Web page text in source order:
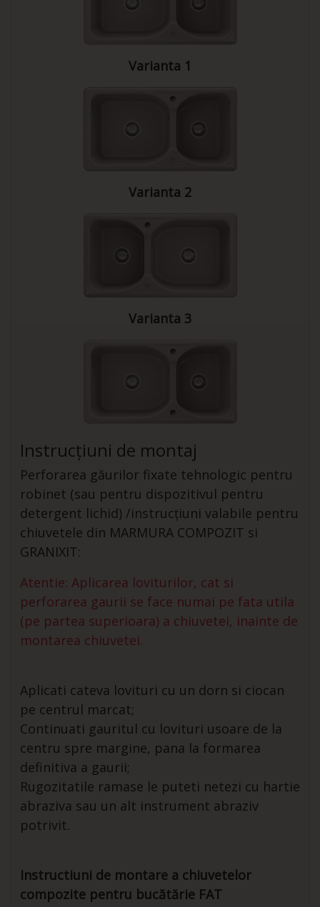
Varianta 1
Varianta 2
Varianta 3
Instrucțiuni de montaj
Perforarea găurilor fixate tehnologic pentru
robinet (sau pentru dispozitivul pentru
detergent lichid) /instrucțiuni valabile pentru
chiuvetele din MARMURA COMPOZIT si
GRANIXIT:
Atentie: Aplicarea loviturilor, cat si
perforarea gaurii se face numai pe fata utila
(pe partea superioara) a chiuvetei, inainte de
montarea chiuvetei.
Aplicati cateva lovituri cu un dorn si ciocan
pe centrul marcat;
Continuati gauritul cu lovituri usoare de la
centru spre margine, pana la formarea
definitiva a gaurii;
Rugozitatile ramase le puteti netezi cu hartie
abraziva sau un alt instrument abraziv
potrivit.
Instructiuni de montare a chiuvetelor
compozite pentru bucătărie FAT